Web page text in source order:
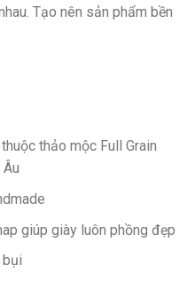
Tạo nên sản phẩm bền
thảo mộc Full Grain
giúp giày luôn phồng đẹp
bụi